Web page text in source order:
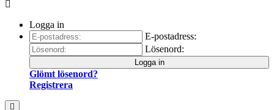
Logga in
E-postadress:
Lösenord:
Logga in
Glömt lösenord?
Registrera